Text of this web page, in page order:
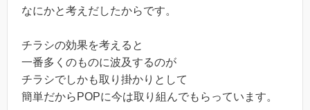
なにかと考えだしたからです。
チラシの効果を考えると
一番多くのものに波及するのが
チラシでしかも取り掛かりとして
簡単だからPOPに今は取り組んでもらっています。